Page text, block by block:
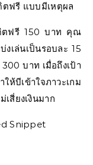
ฟรี แบบมีเหตุผล
ตฟรี 150 บาท คุณ
เล่นเป็นรอบละ 15
บาท เมื่อถึงเป้า
บีเข้าใจภาวะเกม
สี่ยงเงินมาก
Snippet